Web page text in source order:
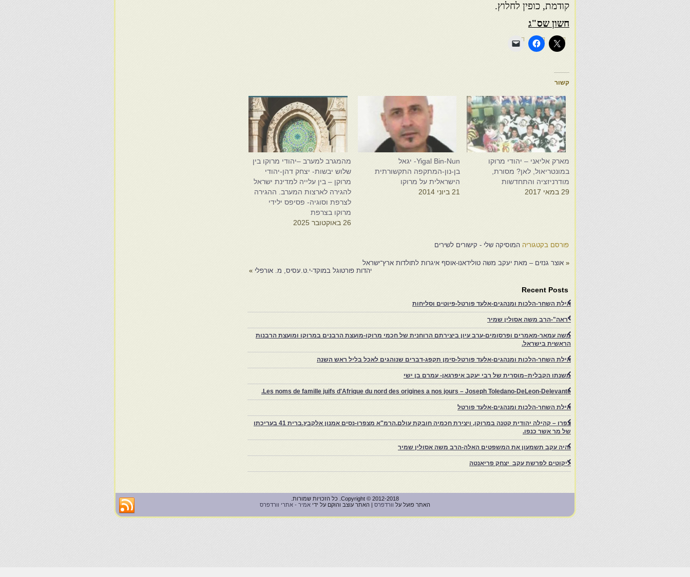
קודמת, כופין לחלוץ.
חשון שס"ג
קשור
מארק אליאני – יהודי מרוקו
במונטריאול, לאן? מסורת,
מודרניזציה והתחדשות
29 במאי 2017
Yigal Bin-Nun- יגאל
בן-נון-המתקפה התקשורתית
הישראלית על מרוקו
21 ביוני 2014
מהמגרב למערב –יהודי מרוקו בין
שלוש יבשות- יצחק דהן-יהודי
מרוקן – בין עלייה למדינת ישראל
להגירה לארצות המערב. ההגירה
לצרפת וסוגיה- פסיפס ילידי
מרוקו בצרפת
26 באוקטובר 2025
פורסם בקטגוריה המוסיקה שלי - קישורים לשירים
« אוצר גנזים – מאת יעקב משה טולידאנו-אוסף איגרות לתולדות ארץ־ישראל
יהדות פורטוגל במוקד-י.ט.עסיס, מ. אורפלי »
Recent Posts
אילת השחר-הלכות ומנהגים-אלעד פורטל-פיוטים וסליחות
"ראה"-הרב משה אסולין שמיר
משה עמאר-מאמרים ופרסומים-ערב עיון ביצירתם הרוחנית של חכמי מרוקו-מועצת הרבנים במרוקו ומועצת הרבנות
הראשית בישראל.
אילת השחר-הלכות ומנהגים-אלעד פורטל-סימן תקפג-דברים שנוהגים לאכל בליל ראש השנה
משנתו הקבלית–מוסרית של רבי יעקב איפרגאן- עמרם בן ישי
Les noms de famille juifs d'Afrique du nord des origines a nos jours – Joseph Toledano-DeLeon-Delevante.
אילת השחר-הלכות ומנהגים-אלעד פורטל
צפרו – קהילה יהודית קטנה במרוקו, ויצירת חכמיה חובקת עולם.הרמ"א מצפרו-נסים אמנון אלקבץ.ברית 41 בעריכתו
של מר אשר כנפו.
והיה עקב תשמעון את המשפטים האלה-הרב משה אסולין שמיר
ליקוטים לפרשת עקב יצחק פריאנטה
Copyright © 2012-2018. כל הזכויות שמורות.
האתר פועל על וורדפרס | האתר עוצב והוקם על ידי אמיר - אתרי וורדפרס